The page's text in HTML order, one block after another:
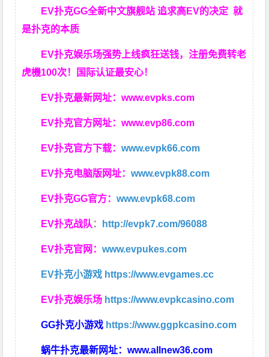
EV扑克GG全新中文旗舰站 追求高EV的决定就
是扑克的本质
EV扑克娱乐场强势上线疯狂送钱，注册免费转老
虎機100次！国际认证最安心！
EV扑克最新网址：www.evpks.com
EV扑克官方网址：www.evp86.com
EV扑克官方下载：www.evpk66.com
EV扑克电脑版网址：www.evpk88.com
EV扑克GG官方：www.evpk68.com
EV扑克战队 ： http://evpk7.com/96088
EV扑克官网：www.evpukes.com
EV扑克小游戏 https://www.evgames.cc
EV扑克娱乐场 https://www.evpkcasino.com
GG扑克小游戏 https://www.ggpkcasino.com
蜗牛扑克最新网址：www.allnew36.com